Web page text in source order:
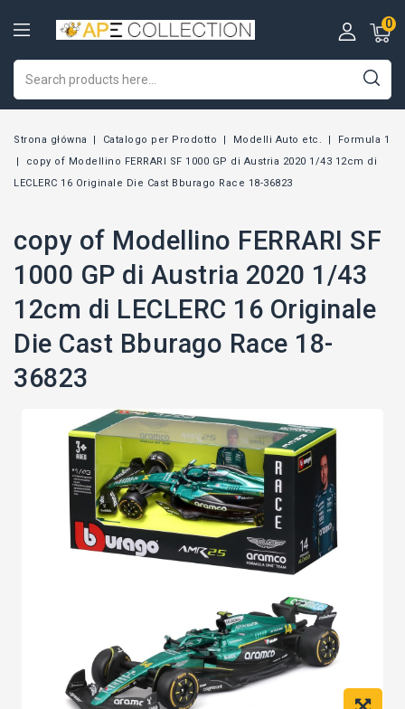
0
Strona główna Catalogo per Prodotto Modelli Auto etc.
Formula 1
copy of Modellino FERRARI SF 1000 GP di Austria 2020 1/43 12cm di
LECLERC 16 Originale Die Cast Bburago Race 18-36823
copy of Modellino FERRARI SF
1000 GP di Austria 2020 1/43
12cm di LECLERC 16 Originale
Die Cast Bburago Race 18-
36823